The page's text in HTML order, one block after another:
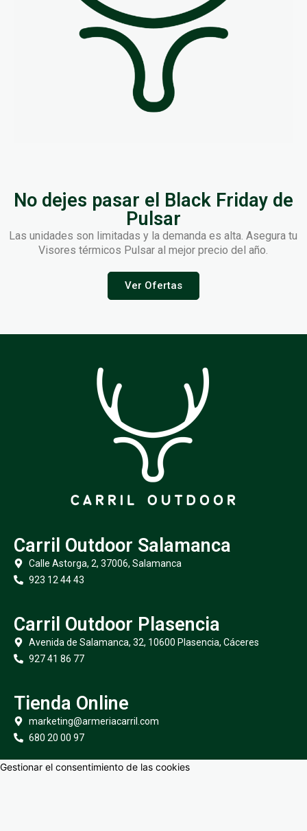
No dejes pasar el Black Friday de
Pulsar
Las unidades son limitadas y la demanda es alta. Asegura tu
Visores térmicos Pulsar al mejor precio del año.
Ver Ofertas
Carril Outdoor Salamanca
Calle Astorga, 2, 37006, Salamanca
923 12 44 43
Carril Outdoor Plasencia
Avenida de Salamanca, 32, 10600 Plasencia, Cáceres
927 41 86 77
Tienda Online
marketing@armeriacarril.com
680 20 00 97
Gestionar el consentimiento de las cookies